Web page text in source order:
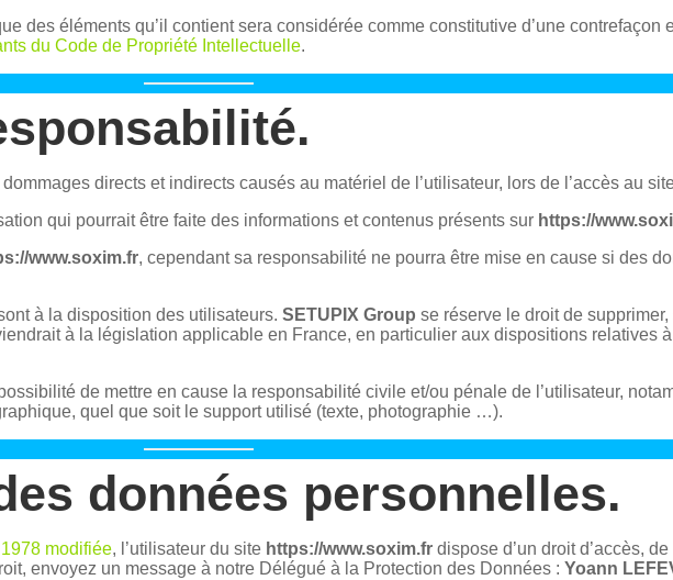
des éléments qu’il contient sera considérée comme constitutive d’une contrefaçon
du Code de Propriété Intellectuelle.
directs et indirects causés au matériel de l’utilisateur, lors de l’accès au
qui pourrait être faite des informations et contenus présents sur https://
www.soxim.fr, cependant sa responsabilité ne pourra être mise en cause si des
à la disposition des utilisateurs. SETUPIX Group se réserve le droit de
à la législation applicable en France, en particulier aux dispositions relatives
de mettre en cause la responsabilité civile et/ou pénale de l’utilisateur,
quel que soit le support utilisé (texte, photographie …).
données personnelles.
modifiée, l’utilisateur du site https://www.soxim.fr dispose d’un droit d’accès,
envoyez un message à notre Délégué à la Protection des Données : Yoann